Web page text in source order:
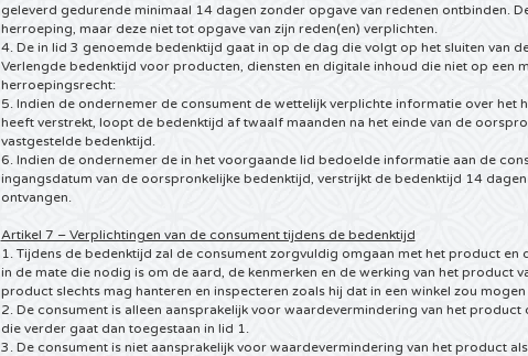
geleverd gedurende minimaal 14 dagen zonder opgave van redenen ontbinden.
herroeping, maar deze niet tot opgave van zijn reden(en) verplichten.
4. De in lid 3 genoemde bedenktijd gaat in op de dag die volgt op het sluiten van
Verlengde bedenktijd voor producten, diensten en digitale inhoud die niet op een
herroepingsrecht:
5. Indien de ondernemer de consument de wettelijk verplichte informatie over
heeft verstrekt, loopt de bedenktijd af twaalf maanden na het einde van de
vastgestelde bedenktijd.
6. Indien de ondernemer de in het voorgaande lid bedoelde informatie aan de
ingangsdatum van de oorspronkelijke bedenktijd, verstrijkt de bedenktijd 14
ontvangen.
Artikel 7 – Verplichtingen van de consument tijdens de bedenktijd
1. Tijdens de bedenktijd zal de consument zorgvuldig omgaan met het product
in de mate die nodig is om de aard, de kenmerken en de werking van het product
product slechts mag hanteren en inspecteren zoals hij dat in een winkel zou
2. De consument is alleen aansprakelijk voor waardevermindering van het
die verder gaat dan toegestaan in lid 1.
3. De consument is niet aansprakelijk voor waardevermindering van het product